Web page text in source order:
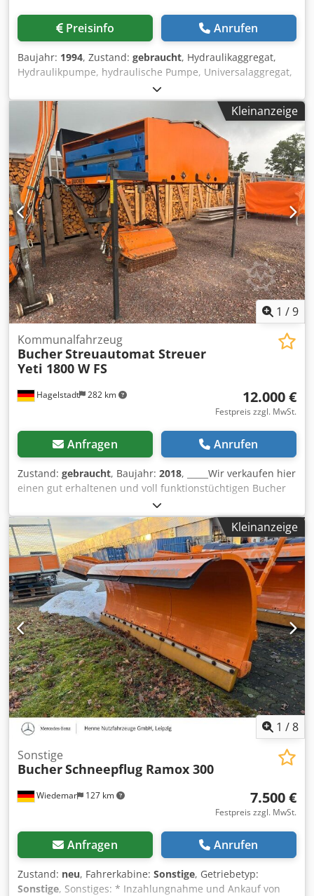
Preisinfo Anrufen
Baujahr: 1994, Zustand: gebraucht, Hydraulikaggregat,
Hydraulikpumpe, hydraulische Pumpe, Universalaggregat,
Hydraulikstation, Dodpfx Ajrc Ilkscmjck -Hersteller: Bucher,
Hydraulikaggregat aus Abkantpresse HACO Typ PPES 30135
-Hydraulikpumpe: Typ QT43-020R -Motor: EMI 14,9 kW /
1460 U/min -Einzelkomponenten: siehe Fotos -
Abmessungen: 970/420/H370 mm -Gewicht: 185 kg
Kleinanzeige
1 /9
Hagelstadt 282 km
Kommunalfahrzeug
BucherStreuautomat Streuer
Yeti 1800 W FS
12.000 €
Festpreis zzgl. MwSt.
Anfragen Anrufen
Zustand: gebraucht, Baujahr: 2018, _____Wir verkaufen hier
einen gut erhaltenen und voll funktionstüchtigen Bucher
Streuer Yeti 1800 W FS aus Baujahr 2018.Weitere Details
und Ausstattung gerne auf Anfrage,Lagerort:07806
Neustadt/Orla Dcsdpfozkdu Rex Acmjk
Kleinanzeige
1 /8
Wiedemar 127 km
Sonstige
BucherSchneepflug Ramox 300
7.500 €
Festpreis zzgl. MwSt.
Anfragen Anrufen
Zustand: neu, Fahrerkabine: Sonstige, Getriebetyp:
Sonstige, Sonstiges: * Inzahlungnahme und Ankauf von